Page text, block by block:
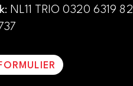
: NL11 TRIO 0320 6319 82